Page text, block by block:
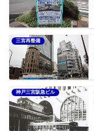
三宮再整備
神戸三宮阪急ビル